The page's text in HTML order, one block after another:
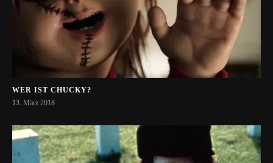
WER IST CHUCKY?
13. März 2018